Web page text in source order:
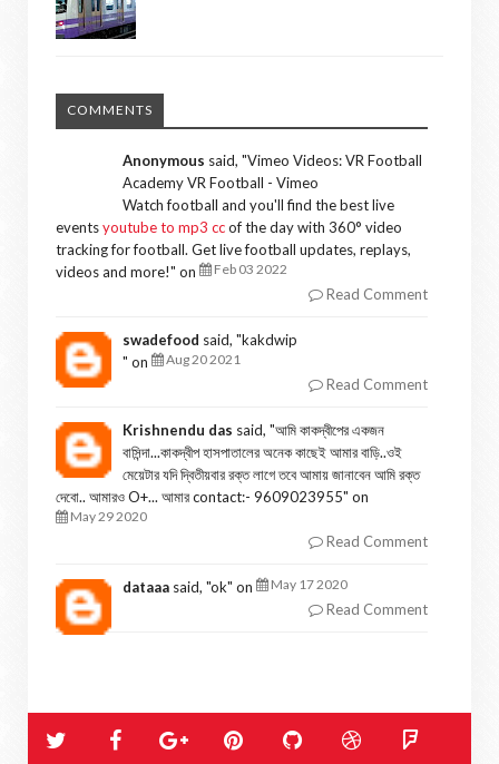
COMMENTS
Anonymous said, "Vimeo Videos: VR Football
Academy VR Football - Vimeo
Watch football and you'll find the best live
eventsyoutube to mp3 ccof the day with 360° video
tracking for football. Get live football updates, replays,
videos and more!" on Feb 03 2022
Read Comment
swadefood said, "kakdwip
" on
Aug 20 2021
Read Comment
Krishnendu das said, "আমি কাকদ্বীপের একজন
বাসিন্দা...কাকদ্বীপ হাসপাতালের অনেক কাছেই আমার বাড়ি..ওই
মেয়েটার যদি দ্বিতীয়বার রক্ত লাগে তবে আমায় জানাবেন আমি রক্ত
দেবো.. আমারও O+... আমার contact:- 9609023955" on
May 29 2020
Read Comment
dataaa said, "ok" on May 17 2020
Read Comment